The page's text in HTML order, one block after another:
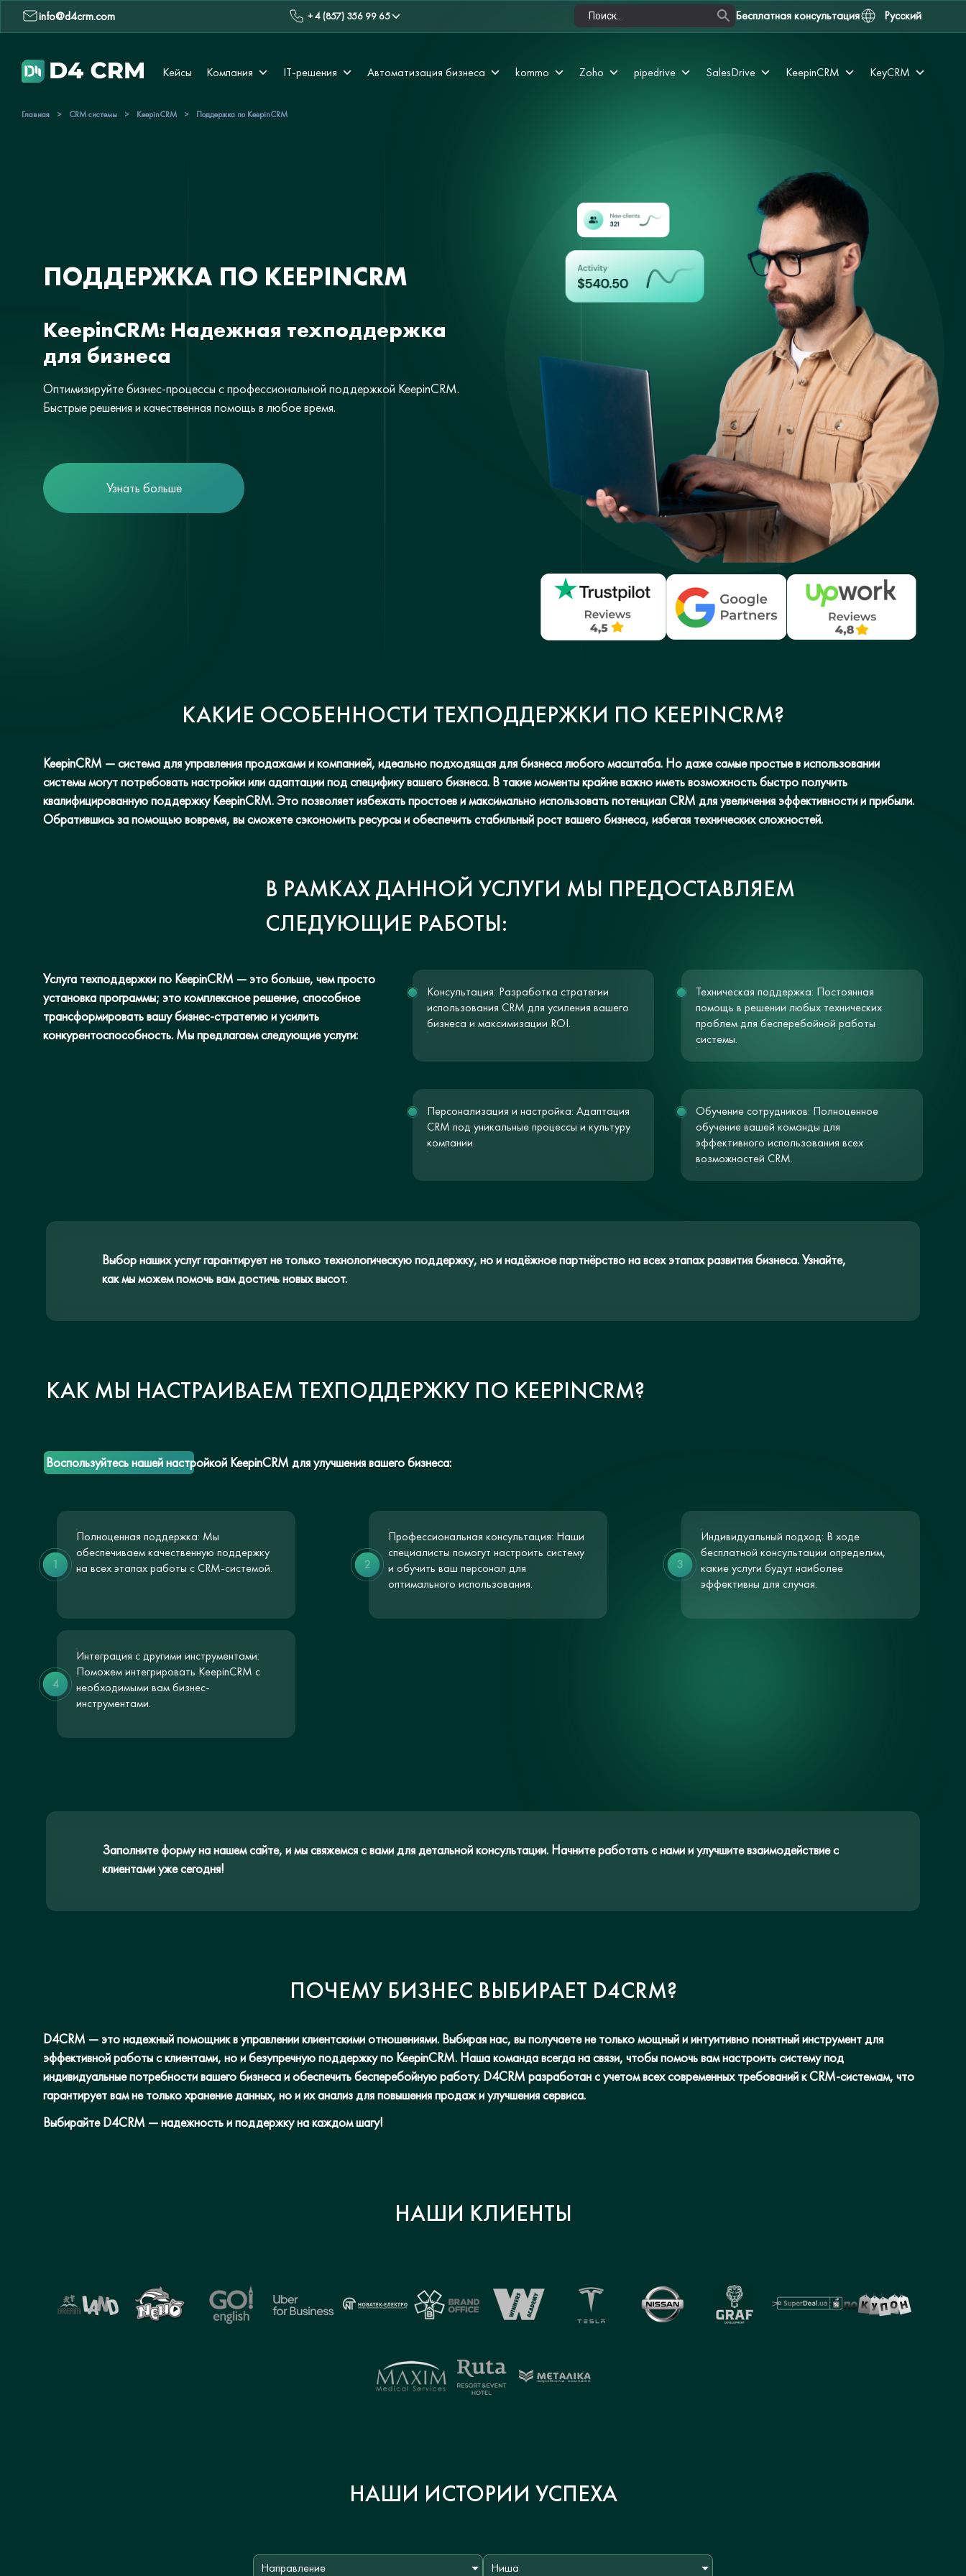
info@d4crm.com + 4 (857) 356 99 65 Бесплатная консультация Русский
Кейсы Компания IT-решения Автоматизация бизнеса kommo Zoho pipedrive SalesDrive KeepinCRM KeyCRM
Главная > CRM системы > KeepinCRM > Поддержка по KeepinCRM
ПОДДЕРЖКА ПО KEEPINCRM
KeepinCRM: Надежная техподдержка
для бизнеса
Оптимизируйте бизнес-процессы с профессиональной поддержкой KeepinCRM.
Быстрые решения и качественная помощь в любое время.
Узнать больше
КАКИЕ ОСОБЕННОСТИ ТЕХПОДДЕРЖКИ ПО KEEPINCRM?
KeepinCRM — система для управления продажами и компанией, идеально подходящая для бизнеса любого масштаба. Но даже самые простые в использовании
системы могут потребовать настройки или адаптации под специфику вашего бизнеса. В такие моменты крайне важно иметь возможность быстро получить
квалифицированную поддержку KeepinCRM. Это позволяет избежать простоев и максимально использовать потенциал CRM для увеличения эффективности и прибыли.
Обратившись за помощью вовремя, вы сможете сэкономить ресурсы и обеспечить стабильный рост вашего бизнеса, избегая технических сложностей.
В РАМКАХ ДАННОЙ УСЛУГИ МЫ ПРЕДОСТАВЛЯЕМ
СЛЕДУЮЩИЕ РАБОТЫ:
Услуга техподдержки по KeepinCRM — это больше, чем просто
установка программы; это комплексное решение, способное
трансформировать вашу бизнес-стратегию и усилить
конкурентоспособность. Мы предлагаем следующие услуги:
Консультация: Разработка стратегии
использования CRM для усиления вашего
бизнеса и максимизации ROI.
Техническая поддержка: Постоянная
помощь в решении любых технических
проблем для бесперебойной работы
системы.
Персонализация и настройка: Адаптация
CRM под уникальные процессы и культуру
компании.
Обучение сотрудников: Полноценное
обучение вашей команды для
эффективного использования всех
возможностей CRM.
Выбор наших услуг гарантирует не только технологическую поддержку, но и надёжное партнёрство на всех этапах развития бизнеса. Узнайте,
как мы можем помочь вам достичь новых высот.
КАК МЫ НАСТРАИВАЕМ ТЕХПОДДЕРЖКУ ПО KEEPINCRM?
Воспользуйтесь нашей настройкой KeepinCRM для улучшения вашего бизнеса:
Полноценная поддержка: Мы
обеспечиваем качественную поддержку
на всех этапах работы с CRM-системой.
1
Профессиональная консультация: Наши
специалисты помогут настроить систему
и обучить ваш персонал для
оптимального использования.
2
Индивидуальный подход: В ходе
бесплатной консультации определим,
какие услуги будут наиболее
эффективны для случая.
3
Интеграция с другими инструментами:
Поможем интегрировать KeepinCRM с
необходимыми вам бизнес-
инструментами.
4
Заполните форму на нашем сайте, и мы свяжемся с вами для детальной консультации. Начните работать с нами и улучшите взаимодействие с
клиентами уже сегодня!
ПОЧЕМУ БИЗНЕС ВЫБИРАЕТ D4CRM?
D4CRM — это надежный помощник в управлении клиентскими отношениями. Выбирая нас, вы получаете не только мощный и интуитивно понятный инструмент для
эффективной работы с клиентами, но и безупречную поддержку по KeepinCRM. Наша команда всегда на связи, чтобы помочь вам настроить систему под
индивидуальные потребности вашего бизнеса и обеспечить бесперебойную работу. D4CRM разработан с учетом всех современных требований к CRM-системам, что
гарантирует вам не только хранение данных, но и их анализ для повышения продаж и улучшения сервиса.
Выбирайте D4CRM — надежность и поддержку на каждом шагу!
НАШИ КЛИЕНТЫ
НАШИ ИСТОРИИ УСПЕХА
Направление Ниша